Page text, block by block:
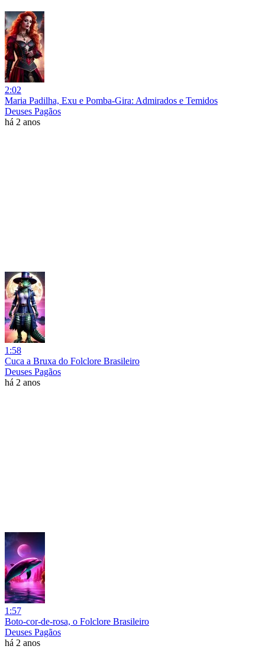
2:02
Maria Padilha, Exu e Pomba-Gira: Admirados e Temidos
Deuses Pagãos
há 2 anos
1:58
Cuca a Bruxa do Folclore Brasileiro
Deuses Pagãos
há 2 anos
1:57
Boto-cor-de-rosa, o Folclore Brasileiro
Deuses Pagãos
há 2 anos